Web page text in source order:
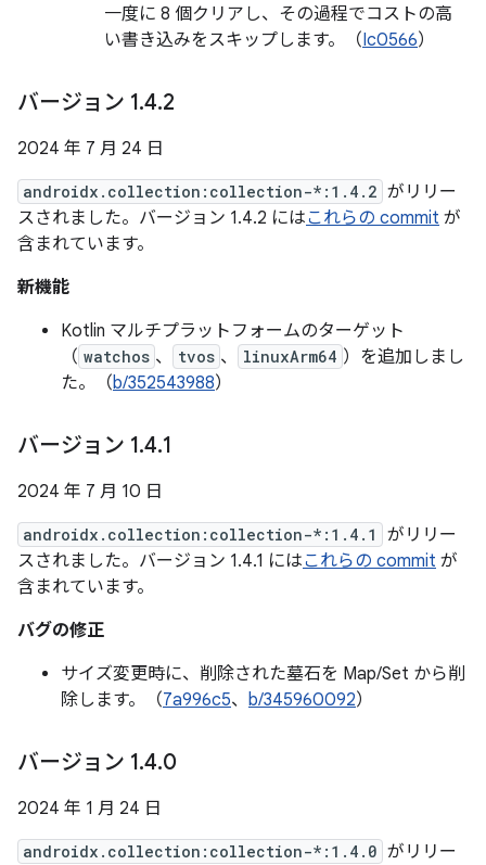
一度に 8 個クリアし、その過程でコストの高
い書き込みをスキップします。（Ic0566）
バージョン 1.4.2
2024 年 7 月 24 日
androidx.collection:collection-*:1.4.2 がリリー
スされました。バージョン 1.4.2 にはこれらの commit が
含まれています。
新機能
Kotlin マルチプラットフォームのターゲット
（ watchos 、 tvos 、 linuxArm64 ）を追加しまし
た。（b/352543988）
バージョン 1.4.1
2024 年 7 月 10 日
androidx.collection:collection-*:1.4.1
がリリー
スされました。バージョン 1.4.1 にはこれらの commit が
含まれています。
バグの修正
サイズ変更時に、削除された墓石を Map/Set から削
除します。（7a996c5、 b/345960092）
バージョン 1.4.0
2024 年 1 月 24 日
androidx.collection:collection-*:1.4.0 がリリー